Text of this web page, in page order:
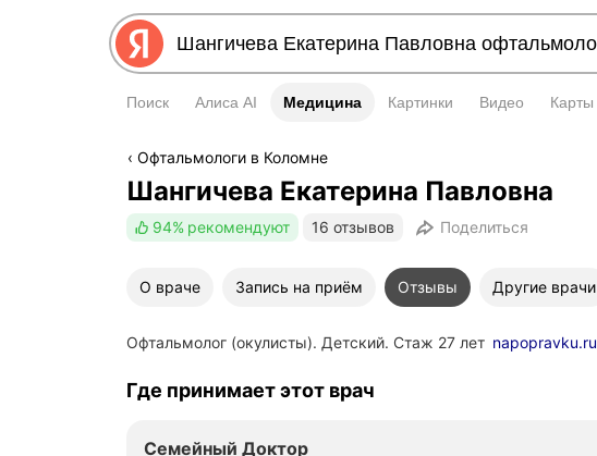
Поиск Алиса AI Медицина
Медицина Картинки Видео Карты
Офтальмологи в Коломне
Шангичева Екатерина Павловна
94% рекомендуют 16 отзывов Поделиться
О враче Запись на приём Отзывы Другие врачи
Офтальмолог (окулисты). Детский. Стаж 27 лет napopravku.ru
Где принимает этот врач
Семейный Доктор